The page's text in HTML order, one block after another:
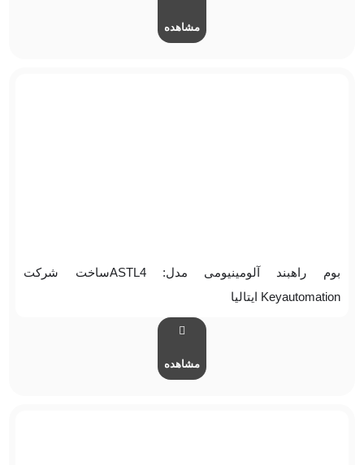
مشاهده
بوم راهبند آلومینیومی مدل: ASTL4ساخت شرکت
Keyautomation ایتالیا
مشاهده